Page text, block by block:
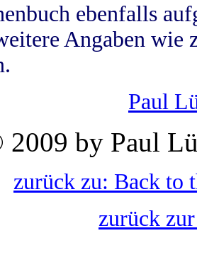
ebenfalls
Angaben wie
Paul
by Paul
zurück zu: Back to
zurück